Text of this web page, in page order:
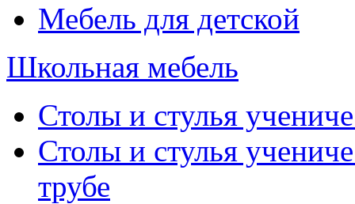
Мебель для детской
Школьная мебель
Столы и стулья
Столы и стулья
трубе